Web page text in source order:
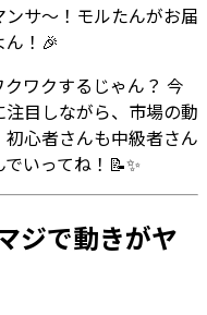
サ〜！モルたんがお届
！🎉
ワクするじゃん？ 今
目しながら、市場の動
心者さんも中級者さん
いってね！📝✨
ジで動きがヤ